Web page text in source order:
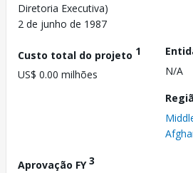
Diretoria Executiva)
2 de junho de 1987
Custo total do projeto 1
US$ 0.00 milhões
N/A
Aprovação FY3